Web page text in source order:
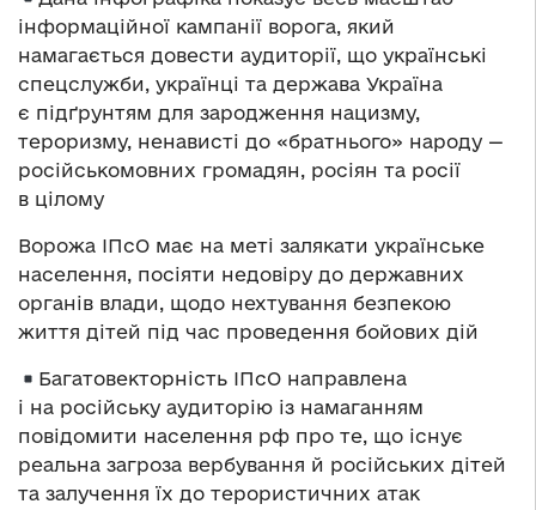
інформаційної кампанії ворога, який
намагається довести аудиторії, що українські
спецслужби, українці та держава Україна
є підґрунтям для зародження нацизму,
тероризму, ненависті до «братнього» народу —
російськомовних громадян, росіян та росії
в цілому
Ворожа ІПсО має на меті залякати українське
населення, посіяти недовіру до державних
органів влади, щодо нехтування безпекою
життя дітей під час проведення бойових дій
Багатовекторність ІПсО направлена
і на російську аудиторію із намаганням
повідомити населення рф про те, що існує
реальна загроза вербування й російських дітей
та залучення їх до терористичних атак